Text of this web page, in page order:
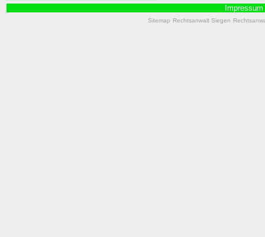
Impressum
Sitemap Rechtsanwalt Siegen